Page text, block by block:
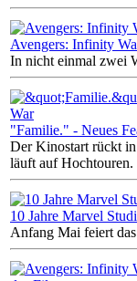
Avengers: Infinity
In nicht einmal zwei
"Familie." - Neues
Der Kinostart rückt
läuft auf Hochtouren.
10 Jahre Marvel
Anfang Mai feiert